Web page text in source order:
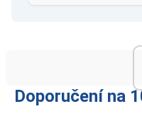
Doporučení na